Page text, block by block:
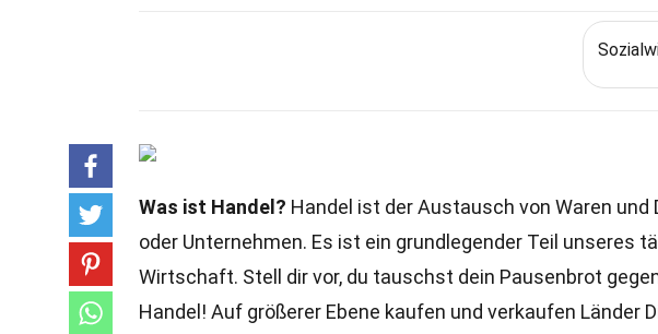
Was ist Handel? Handel ist der Austausch von Waren
oder Unternehmen. Es ist ein grundlegender Teil unseres
Wirtschaft. Stell dir vor, du tauschst dein Pausenbrot
Handel! Auf größerer Ebene kaufen und verkaufen Länder